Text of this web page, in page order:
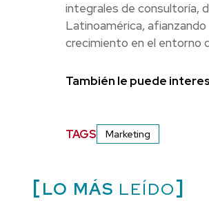
integrales de consultoría,
Latinoamérica,
crecimiento en el entorno
También le puede
TAGS Marketing
LO MÁS LEÍDO